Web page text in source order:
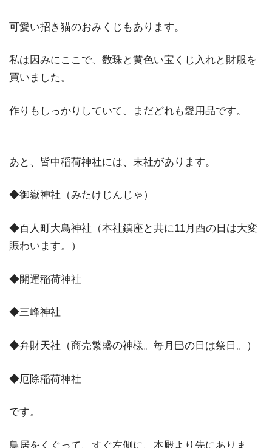
可愛い招き猫のおみくじもあります。
私は因みにここで、数珠と黄色い宝くじ入れと財服を
買いました。
作りもしっかりしていて、まだどれも愛用品です。
あと、皆中稲荷神社には、末社があります。
◆御嶽神社（みたけじんじゃ）
◆百人町大鳥神社（本社鎮座と共に11月酉の日は大変
賑わいます。）
◆開運稲荷神社
◆三峰神社
◆弁財天社（商売繁盛の神様。毎月巳の日は祭日。）
◆厄除稲荷神社
です。
鳥居をくぐって、すぐ左側に、本殿より先にありま